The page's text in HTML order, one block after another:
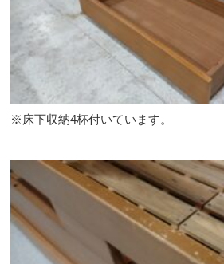
※床下収納4杯付いています。